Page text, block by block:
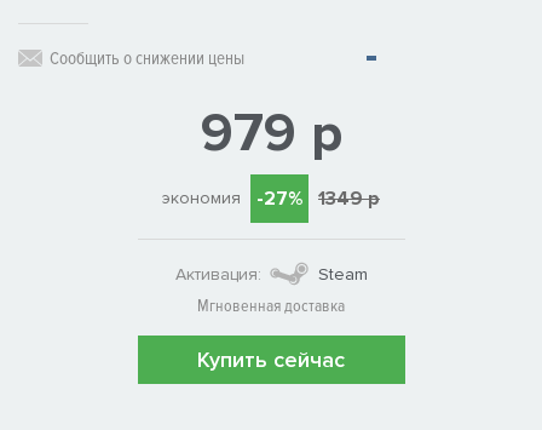
Сообщить о снижении цены
979 р
экономия -27% 1349 р
Активация:
Steam
Мгновенная доставка
Купить сейчас